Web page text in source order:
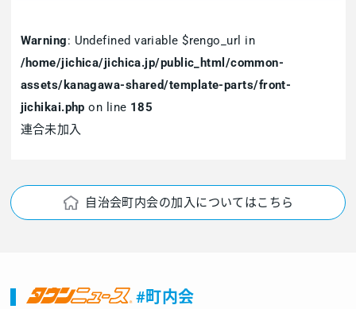
Warning: Undefined variable $rengo_url in
/home/jichica/jichica.jp/public_html/common-
assets/kanagawa-shared/template-parts/front-
jichikai.php on line 185
連合未加入
自治会町内会の加入についてはこちら
#町内会